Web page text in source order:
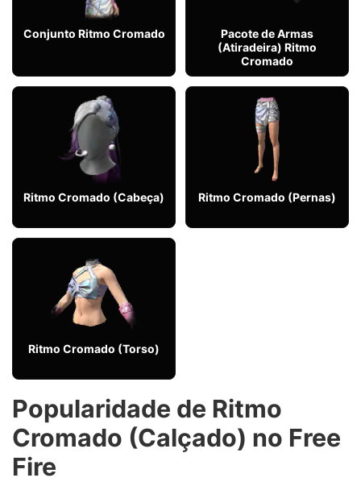
Conjunto Ritmo Cromado
Pacote de Armas
(Atiradeira) Ritmo
Cromado
Ritmo Cromado (Cabeça) Ritmo Cromado (Pernas)
Ritmo Cromado (Torso)
Popularidade de Ritmo
Cromado (Calçado) no Free
Fire